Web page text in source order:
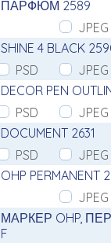
ПАРФЮМ 2589
JPEG
SHINE 4 BLACK
PSD
JPEG
DECOR PEN
PSD
JPEG
DOCUMENT 2631
PSD
JPEG
OHP PERMANENT
JPEG
МАРКЕР OHP,
F